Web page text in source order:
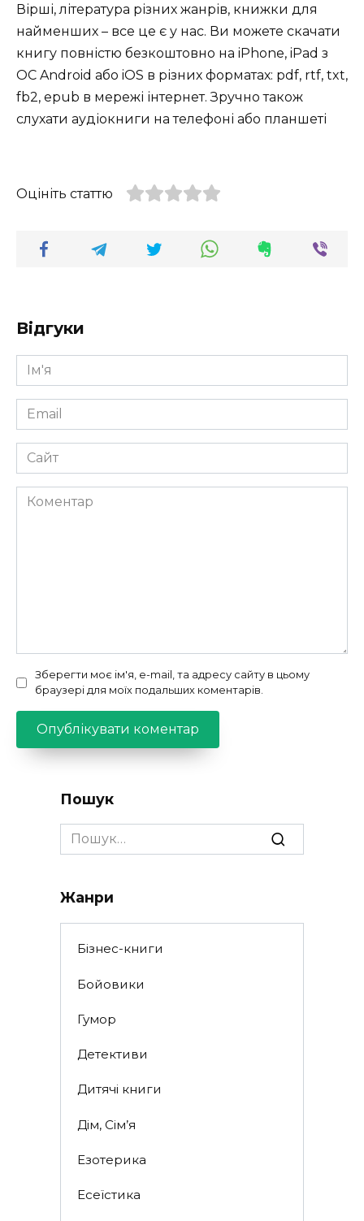
Вірші, література різних жанрів, книжки для
найменших – все це є у нас. Ви можете скачати
книгу повністю безкоштовно на iPhone, iPad з
ОС Android або iOS в різних форматах: pdf, rtf, txt,
fb2, epub в мережі інтернет. Зручно також
слухати аудіокниги на телефоні або планшеті
Оцініть статтю
Відгуки
Ім'я
*
Email
*
Сайт
Коментар
Зберегти моє ім'я, e-mail, та адресу сайту в цьому
браузері для моїх подальших коментарів.
Пошук
Search
for:
Жанри
Бізнес-книги
Бойовики
Гумор
Детективи
Дитячі книги
Дім, Сім’я
Езотерика
Есеїстика